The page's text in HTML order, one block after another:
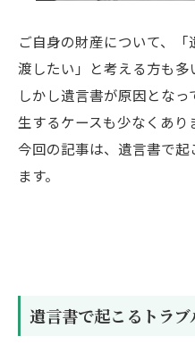
ご自身の財産について、
渡したい」と考える方も多
しかし遺言書が原因とな
生するケースも少なくあり
今回の記事は、遺言書で
ます。
遺言書で起こるトラブ